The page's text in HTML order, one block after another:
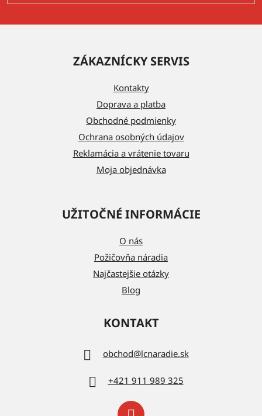
ZÁKAZNÍCKY SERVIS
Kontakty
Doprava a platba
Obchodné podmienky
Ochrana osobných údajov
Reklamácia a vrátenie tovaru
Moja objednávka
UŽITOČNÉ INFORMÁCIE
O nás
Požičovňa náradia
Najčastejšie otázky
Blog
KONTAKT
obchod@lcnaradie.sk
+421 911 989 325